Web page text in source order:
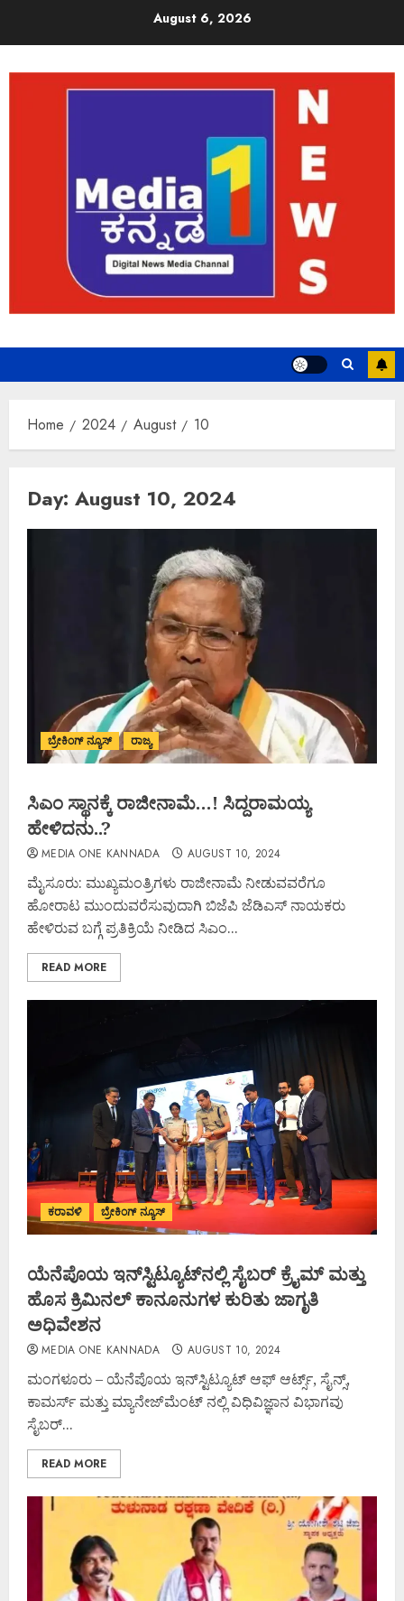
August 6, 2026
Home 2024 August 10
Day: August 10, 2024
ಬ್ರೇಕಿಂಗ್ ನ್ಯೂಸ್ ರಾಜ್ಯ
ಸಿಎಂ ಸ್ಥಾನಕ್ಕೆ ರಾಜೀನಾಮೆ…! ಸಿದ್ದರಾಮಯ್ಯ
ಹೇಳಿದನು..?
MEDIA ONE KANNADA AUGUST 10, 2024
ಮೈಸೂರು: ಮುಖ್ಯಮಂತ್ರಿಗಳು ರಾಜೀನಾಮೆ ನೀಡುವವರೆಗೂ
ಹೋರಾಟ ಮುಂದುವರೆಸುವುದಾಗಿ ಬಿಜೆಪಿ ಜೆಡಿಎಸ್ ನಾಯಕರು
ಹೇಳಿರುವ ಬಗ್ಗೆ ಪ್ರತಿಕ್ರಿಯೆ ನೀಡಿದ ಸಿಎಂ...
READ MORE
ಕರಾವಳಿ ಬ್ರೇಕಿಂಗ್ ನ್ಯೂಸ್
ಯೆನೆಪೊಯ ಇನ್‌ಸ್ಟಿಟ್ಯೂಟ್‌ನಲ್ಲಿ ಸೈಬರ್ ಕ್ರೈಮ್ ಮತ್ತು
ಹೊಸ ಕ್ರಿಮಿನಲ್ ಕಾನೂನುಗಳ ಕುರಿತು ಜಾಗೃತಿ
ಅಧಿವೇಶನ
MEDIA ONE KANNADA AUGUST 10, 2024
ಮಂಗಳೂರು – ಯೆನೆಪೊಯ ಇನ್‌ಸ್ಟಿಟ್ಯೂಟ್ ಆಫ್ ಆರ್ಟ್ಸ್, ಸೈನ್ಸ್,
ಕಾಮರ್ಸ್ ಮತ್ತು ಮ್ಯಾನೇಜ್‌ಮೆಂಟ್ ನಲ್ಲಿ ವಿಧಿವಿಜ್ಞಾನ ವಿಭಾಗವು
ಸೈಬರ್...
READ MORE